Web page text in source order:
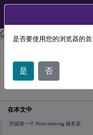
Citrix Provisioning
服务器
July 29, 2024
C
在本文中
升级第一个 Provisioning 服务器
是否要使用您的浏览器的
是 否